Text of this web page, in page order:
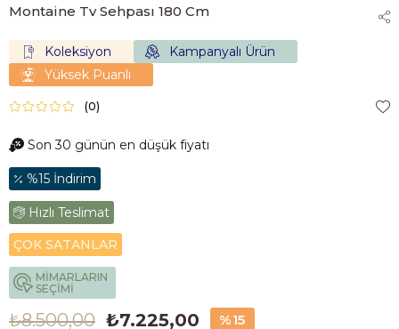
Montaine Tv Sehpası 180 Cm
Koleksiyon
Kampanyalı Ürün
Yüksek Puanlı
(0)
Son 30 günün en düşük fiyatı
%15 İndirim
Hızlı Teslimat
ÇOK SATANLAR
MİMARLARIN
SEÇİMİ
₺8.500,00 ₺7.225,00 %15